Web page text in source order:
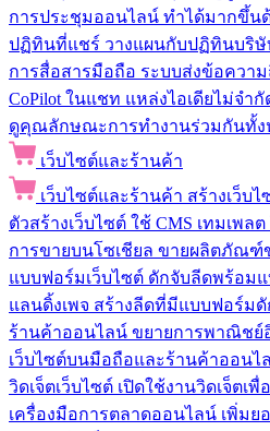
การประชุมออนไลน์ ทำได้มากขึ้น
ปฏิทินที่แชร์ วางแผนกับปฏิทินบริ
การสื่อสารมือถือ ระบบส่งข้อควา
CoPilot ในแชท แหล่งไอเดียไม่จำ
ดูคุณลักษณะการทำงานร่วมกันทั้
เว็บไซต์และร้านค้า
เว็บไซต์และร้านค้า สร้างเว็บ
ตัวสร้างเว็บไซต์ ใช้ CMS เทมเพล
การขายบนโซเชียล ขายผลิตภัณฑ์ขอ
แบบฟอร์มเว็บไซต์ ดักจับลีดพร้อม
แลนดิ้งเพจ สร้างลีดที่มีแบบฟอร์มดั
ร้านค้าออนไลน์ ขยายการพาณิชย์
เว็บไซต์บนมือถือและร้านค้าออนไ
วิดเจ็ตเว็บไซต์ เปิดใช้งานวิดเจ็ตเ
เครื่องมือการตลาดออนไลน์ เพิ่มย